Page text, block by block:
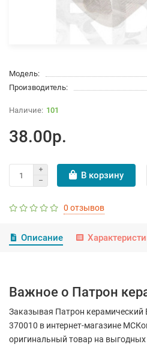
Модель:
Производитель:
101
38.00р.
В корзину
0 отзывов
Описание
Важное о Патрон
Заказывая Патрон керамический
370010 в интернет-магазине
оригинальный товар на выгодных